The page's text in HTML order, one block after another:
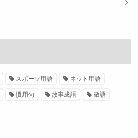
スポーツ用語 ネット用語
慣用句 故事成語 敬語